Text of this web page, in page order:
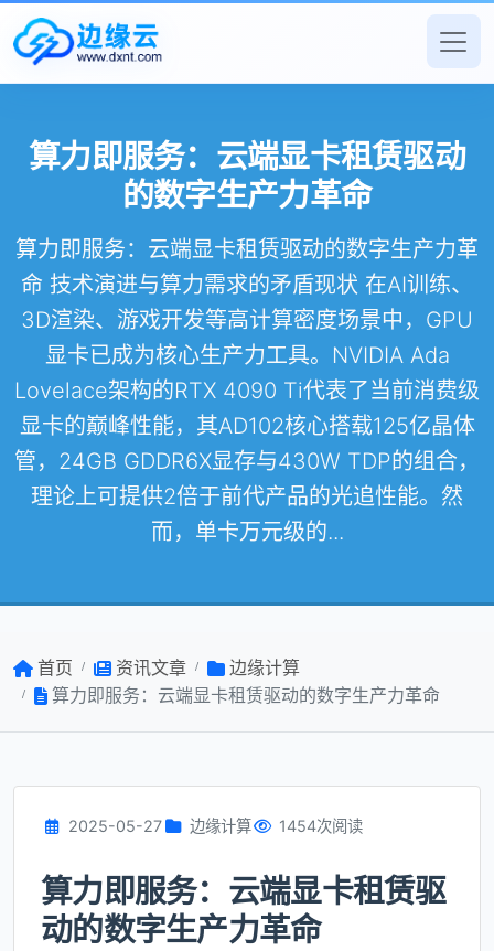
算力即服务：云端显卡租赁驱动
的数字生产力革命
算力即服务：云端显卡租赁驱动的数字生产力革
命 技术演进与算力需求的矛盾现状 在AI训练、
3D渲染、游戏开发等高计算密度场景中，GPU
显卡已成为核心生产力工具。NVIDIA Ada
Lovelace架构的RTX 4090 Ti代表了当前消费级
显卡的巅峰性能，其AD102核心搭载125亿晶体
管，24GB GDDR6X显存与430W TDP的组合，
理论上可提供2倍于前代产品的光追性能。然
而，单卡万元级的...
首页 资讯文章
边缘计算
算力即服务：云端显卡租赁驱动的数字生产力革命
2025-05-27 边缘计算 1454次阅读
算力即服务：云端显卡租赁驱
动的数字生产力革命